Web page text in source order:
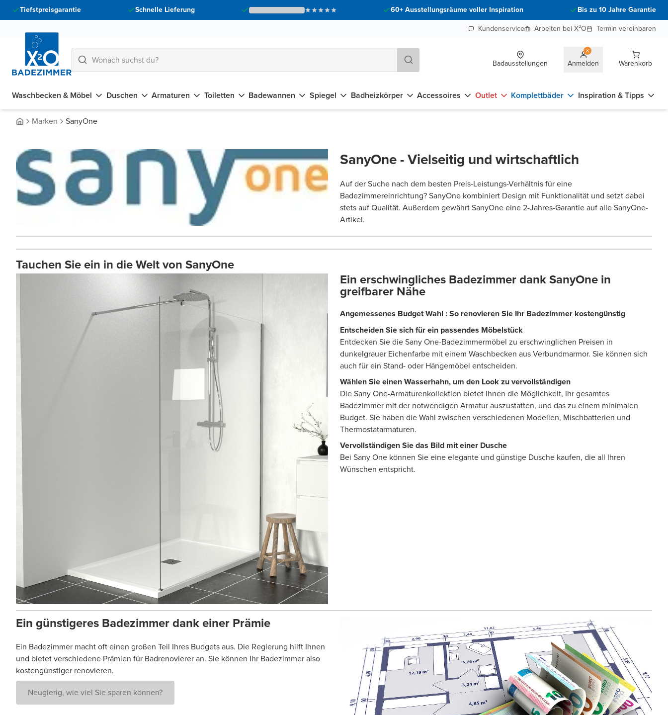
Tiefstpreisgarantie Schnelle Lieferung 60+ Ausstellungsräume voller Inspiration
Bis zu 10 Jahre Garantie
Kundenservice
Arbeiten bei X²O Termin vereinbaren
Badausstellungen Anmelden Warenkorb
Waschbecken & Möbel Duschen Armaturen Toiletten Badewannen Spiegel Badheizkörper Accessoires Outlet Komplettbäder Inspiration & Tipps
Marken SanyOne
SanyOne - Vielseitig und wirtschaftlich
Auf der Suche nach dem besten Preis-Leistungs-Verhältnis für eine
Badezimmereinrichtung? SanyOne kombiniert Design mit Funktionalität und setzt dabei
stets auf Qualität. Außerdem gewährt SanyOne eine 2-Jahres-Garantie auf alle SanyOne-
Artikel.
Tauchen Sie ein in die Welt von SanyOne
Ein erschwingliches Badezimmer dank SanyOne in
greifbarer Nähe
Angemessenes BudgetWahl :So renovierenSie Ihr Badezimmer kostengünstig
Entscheiden Sie sich für ein passendes Möbelstück
Entdecken Sie die Sany One-Badezimmermöbel zu erschwinglichen Preisen in
dunkelgrauer Eichenfarbe mit einem Waschbecken aus Verbundmarmor. Sie können sich
auch für ein Stand- oder Hängemöbel entscheiden.
Wählen Sie einen Wasserhahn, um den Look zu vervollständigen
Die Sany One-Armaturenkollektion bietet Ihnen die Möglichkeit, Ihr gesamtes
Badezimmer mit der notwendigen Armatur auszustatten, und das zu einem minimalen
Budget. Sie haben die Wahl zwischen verschiedenen Modellen, Mischbatterien und
Thermostatarmaturen.
Vervollständigen Sie das Bild mit einer Dusche
Bei Sany One können Sie eine elegante und günstige Dusche kaufen, die all Ihren
Wünschen entspricht.
Ein günstigeres Badezimmer dank einer Prämie
Ein Badezimmer macht oft einen großen Teil Ihres Budgets aus. Die Regierung hilft Ihnen
und bietet verschiedene Prämien für Badrenovierer an. Sie können Ihr Badezimmer also
kostengünstiger renovieren.
Neugierig, wie viel Sie sparen können?